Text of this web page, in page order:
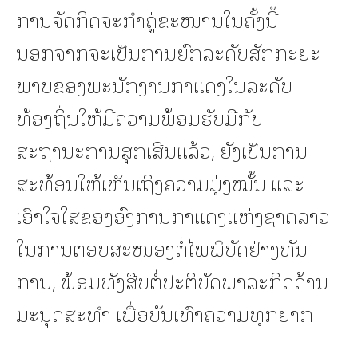
ການຈັດກິດຈະກຳຄູ່ຂະໜານໃນຄັ້ງນີ້
ນອກຈາກຈະເປັນການຍົກລະດັບສັກກະຍະ
ພາບຂອງພະນັກງານກາແດງໃນລະດັບ
ທ້ອງຖິ່ນໃຫ້ມີຄວາມພ້ອມຮັບມືກັບ
ສະຖານະການສຸກເສີນແລ້ວ, ຍັງເປັນການ
ສະທ້ອນໃຫ້ເຫັນເຖິງຄວາມມຸ່ງໝັ້ນ ແລະ
ເອົາໃຈໃສ່ຂອງອົງການກາແດງແຫ່ງຊາດລາວ
ໃນການຕອບສະໜອງຕໍ່ໄພພິບັດຢ່າງທັນ
ການ, ພ້ອມທັງສືບຕໍ່ປະຕິບັດພາລະກິດດ້ານ
ມະນຸດສະທຳ ເພື່ອບັນເທົາຄວາມທຸກຍາກ